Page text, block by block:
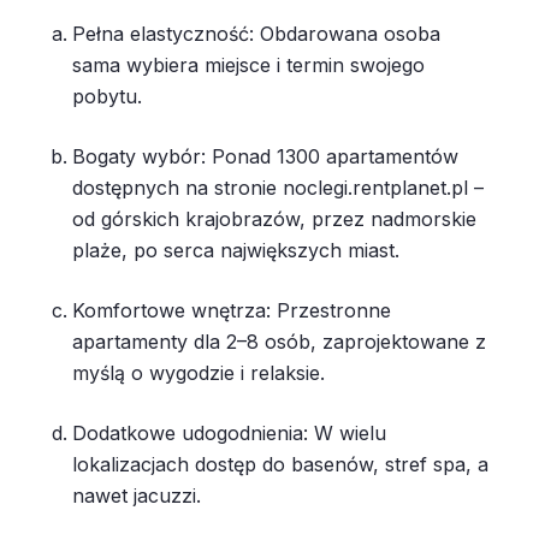
Pełna elastyczność: Obdarowana osoba
sama wybiera miejsce i termin swojego
pobytu.
Bogaty wybór: Ponad 1300 apartamentów
dostępnych na stronie noclegi.rentplanet.pl –
od górskich krajobrazów, przez nadmorskie
plaże, po serca największych miast.
Komfortowe wnętrza: Przestronne
apartamenty dla 2–8 osób, zaprojektowane z
myślą o wygodzie i relaksie.
Dodatkowe udogodnienia: W wielu
lokalizacjach dostęp do basenów, stref spa, a
nawet jacuzzi.